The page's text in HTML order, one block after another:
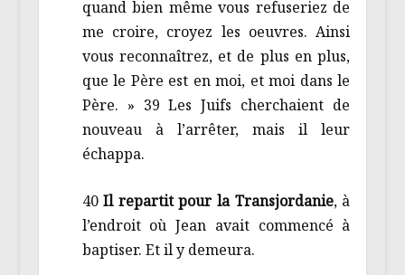
quand bien même vous refuseriez de
me croire, croyez les oeuvres. Ainsi
vous reconnaîtrez, et de plus en plus,
que le Père est en moi, et moi dans le
Père. » 39 Les Juifs cherchaient de
nouveau à l’arrêter, mais il leur
échappa.
40Il repartit pour la Transjordanie, à
l’endroit où Jean avait commencé à
baptiser. Et il y demeura.